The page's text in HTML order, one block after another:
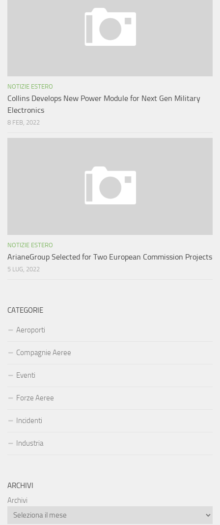
NOTIZIE ESTERO
Collins Develops New Power Module for Next Gen Military
Electronics
8 FEB, 2022
NOTIZIE ESTERO
ArianeGroup Selected for Two European Commission Projects
5 LUG, 2022
CATEGORIE
Aeroporti
Compagnie Aeree
Eventi
Forze Aeree
Incidenti
Industria
ARCHIVI
Archivi